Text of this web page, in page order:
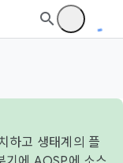
하고 생태계의 플